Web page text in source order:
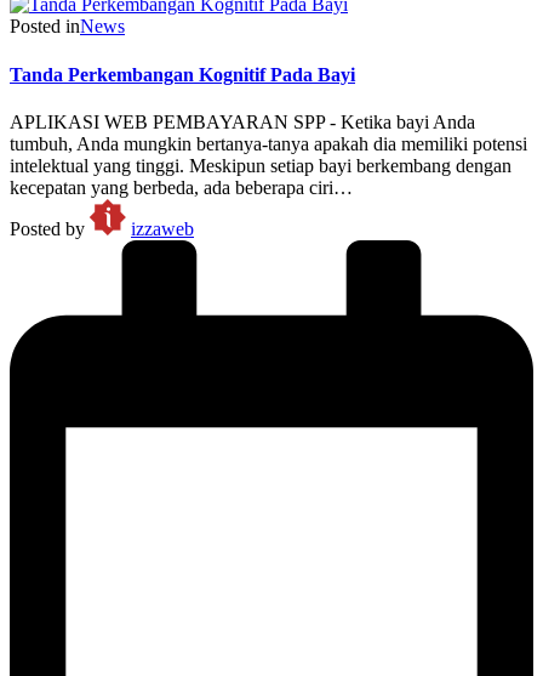
Posted inNews
Tanda Perkembangan Kognitif Pada Bayi
APLIKASI WEB PEMBAYARAN SPP - Ketika bayi Anda
tumbuh, Anda mungkin bertanya-tanya apakah dia memiliki potensi
intelektual yang tinggi. Meskipun setiap bayi berkembang dengan
kecepatan yang berbeda, ada beberapa ciri…
Posted by
izzaweb